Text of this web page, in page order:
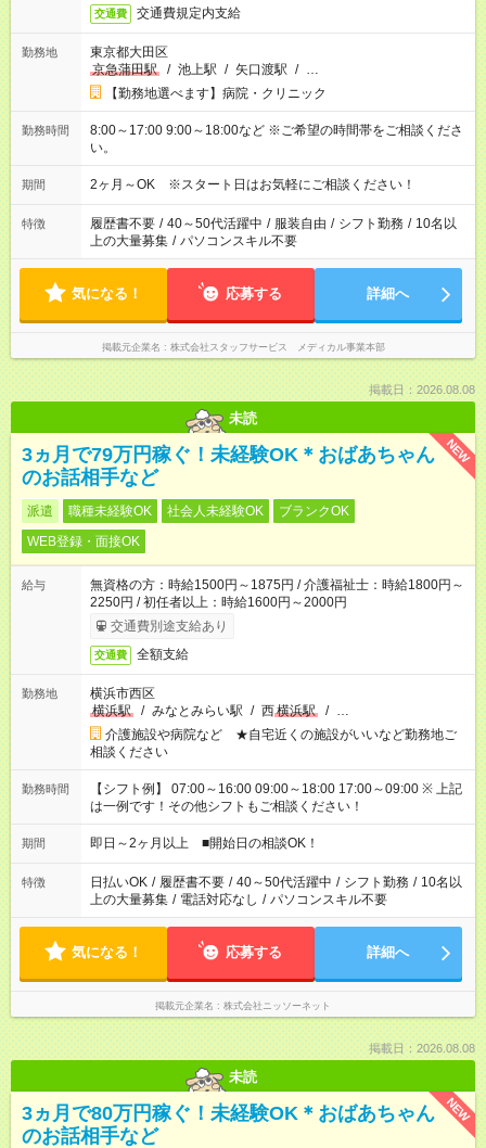
交通費 交通費規定内支給
勤務地
東京都大田区
京急蒲田駅
/ 池上駅 / 矢口渡駅 / …
【勤務地選べます】病院・クリニック
勤務時間
8:00～17:00 9:00～18:00など ※ご希望の時間帯をご相談くださ
い。
期間 2ヶ月～OK ※スタート日はお気軽にご相談ください！
特徴 履歴書不要 / 40～50代活躍中 / 服装自由 / シフト勤務 / 10名以
上の大量募集 / パソコンスキル不要
気になる！ 応募する 詳細へ
掲載元企業名 株式会社スタッフサービス メディカル事業本部
掲載日：2026.08.08
未読
NEW
3ヵ月で79万円稼ぐ！未経験OK＊おばあちゃん
のお話相手など
派遣 職種未経験OK 社会人未経験OK
ブランクOK
WEB登録・面接OK
給与
無資格の方：時給1500円～1875円 / 介護福祉士：時給1800円～
2250円 / 初任者以上：時給1600円～2000円
交通費別途支給あり
交通費 全額支給
勤務地
横浜市西区
横浜駅
/ みなとみらい駅 / 西横浜駅 / …
介護施設や病院など ★自宅近くの施設がいいなど勤務地ご
相談ください
勤務時間
【シフト例】 07:00～16:00 09:00～18:00 17:00～09:00 ※ 上記
は一例です！その他シフトもご相談ください！
期間 即日～2ヶ月以上 ■開始日の相談OK！
特徴 日払いOK / 履歴書不要 / 40～50代活躍中 / シフト勤務 / 10名以
上の大量募集 / 電話対応なし / パソコンスキル不要
気になる！ 応募する 詳細へ
掲載元企業名 株式会社ニッソーネット
掲載日：2026.08.08
未読
NEW
3ヵ月で80万円稼ぐ！未経験OK＊おばあちゃん
のお話相手など